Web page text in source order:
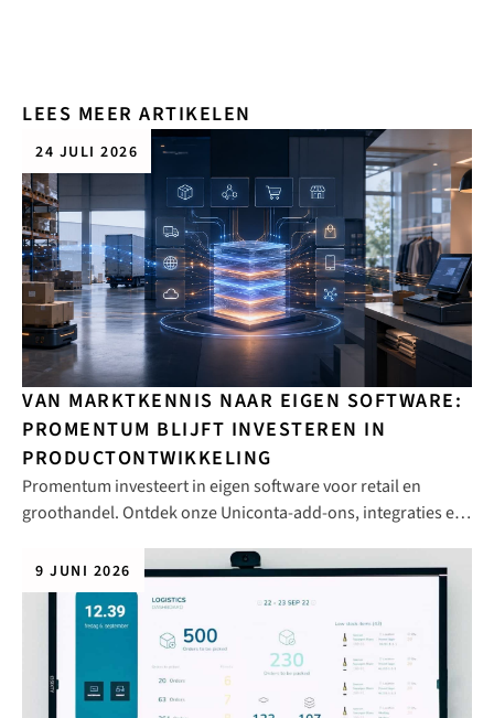
LEES MEER ARTIKELEN
24 JULI 2026
VAN MARKTKENNIS NAAR EIGEN SOFTWARE:
PROMENTUM BLIJFT INVESTEREN IN
PRODUCTONTWIKKELING
Promentum investeert in eigen software voor retail en
groothandel. Ontdek onze Uniconta-add-ons, integraties en
9 JUNI 2026